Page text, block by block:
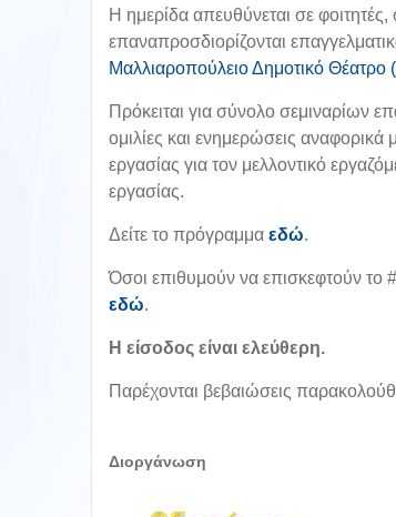
Η ημερίδα απευθύνεται σε
επαναπροσδιορίζονται
Μαλλιαροπούλειο Δημοτικό
Πρόκειται για σύνολο σεμιναρίων
ομιλίες και ενημερώσεις
εργασίας για τον μελλοντικό
εργασίας.
Δείτε το πρόγραμμα εδώ.
Όσοι επιθυμούν να επισκεφτούν
εδώ.
Η είσοδος είναι ελεύθερη.
Παρέχονται βεβαιώσεις
Διοργάνωση